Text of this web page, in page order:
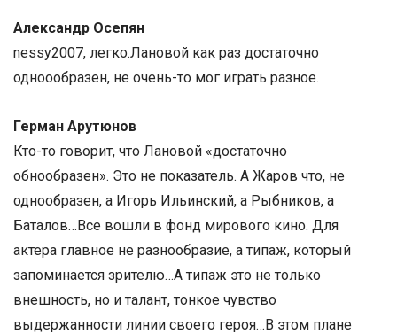
Александр Осепян
nessy2007, легко.Лановой как раз достаточно
одноообразен, не очень-то мог играть разное.
Герман Арутюнов
Кто-то говорит, что Лановой «достаточно
обнообразен». Это не показатель. А Жаров что, не
однообразен, а Игорь Ильинский, а Рыбников, а
Баталов…Все вошли в фонд мирового кино. Для
актера главное не разнообразие, а типаж, который
запоминается зрителю…А типаж это не только
внешность, но и талант, тонкое чувство
выдержанности линии своего героя…В этом плане